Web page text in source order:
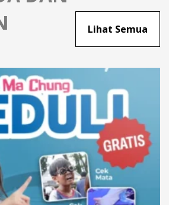
Lihat Semua